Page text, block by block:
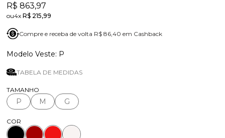
R$ 863,97
4xR$ 215,99
Compre e receba de volta R$ 86,40 em Cashback
P
TABELA DE MEDIDAS
TAMANHO
P M G
COR